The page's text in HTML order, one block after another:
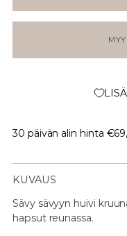
30 päivän alin hinta
KUVAUS
Sävy sävyyn huivi
hapsut reunassa.